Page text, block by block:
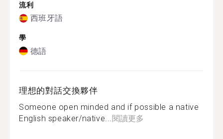
流利
西班牙語
學
德語
理想的對話交換夥伴
Someone open minded and if possible a native
English speaker/native... 閱讀更多